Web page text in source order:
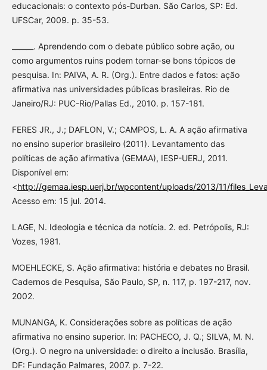
educacionais: o contexto pós-Durban. São Carlos, SP: Ed.
UFSCar, 2009. p. 35-53.
______. Aprendendo com o debate público sobre ação, ou
como argumentos ruins podem tornar-se bons tópicos de
pesquisa. In: PAIVA, A. R. (Org.). Entre dados e fatos: ação
afirmativa nas universidades públicas brasileiras. Rio de
Janeiro/RJ: PUC-Rio/Pallas Ed., 2010. p. 157-181.
FERES JR., J.; DAFLON, V.; CAMPOS, L. A. A ação afirmativa
no ensino superior brasileiro (2011). Levantamento das
políticas de ação afirmativa (GEMAA), IESP-UERJ, 2011.
Disponível em:
<http://gemaa.iesp.uerj.br/wpcontent/uploads/2013/11/
Acesso em: 15 jul. 2014.
LAGE, N. Ideologia e técnica da notícia. 2. ed. Petrópolis, RJ:
Vozes, 1981.
MOEHLECKE, S. Ação afirmativa: história e debates no Brasil.
Cadernos de Pesquisa, São Paulo, SP, n. 117, p. 197-217, nov.
2002.
MUNANGA, K. Considerações sobre as políticas de ação
afirmativa no ensino superior. In: PACHECO, J. Q.; SILVA, M. N.
(Org.). O negro na universidade: o direito a inclusão. Brasília,
DF: Fundação Palmares, 2007. p. 7-22.